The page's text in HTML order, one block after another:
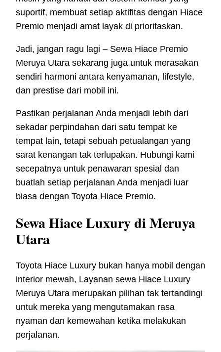
suportif, membuat setiap aktifitas dengan Hiace
Premio menjadi amat layak di prioritaskan.
Jadi, jangan ragu lagi – Sewa Hiace Premio
Meruya Utara sekarang juga untuk merasakan
sendiri harmoni antara kenyamanan, lifestyle,
dan prestise dari mobil ini.
Pastikan perjalanan Anda menjadi lebih dari
sekadar perpindahan dari satu tempat ke
tempat lain, tetapi sebuah petualangan yang
sarat kenangan tak terlupakan. Hubungi kami
secepatnya untuk penawaran spesial dan
buatlah setiap perjalanan Anda menjadi luar
biasa dengan Toyota Hiace Premio.
Sewa Hiace Luxury di Meruya
Utara
Toyota Hiace Luxury bukan hanya mobil dengan
interior mewah, Layanan sewa Hiace Luxury
Meruya Utara merupakan pilihan tak tertandingi
untuk mereka yang mengutamakan rasa
nyaman dan kemewahan ketika melakukan
perjalanan.